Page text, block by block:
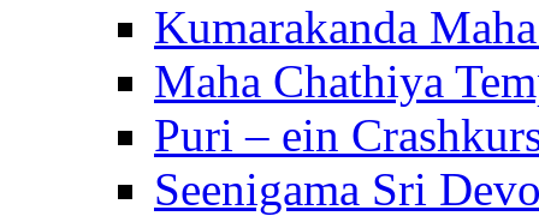
Kumarakanda
Maha Chathiya
Puri – ein
Seenigama Sri